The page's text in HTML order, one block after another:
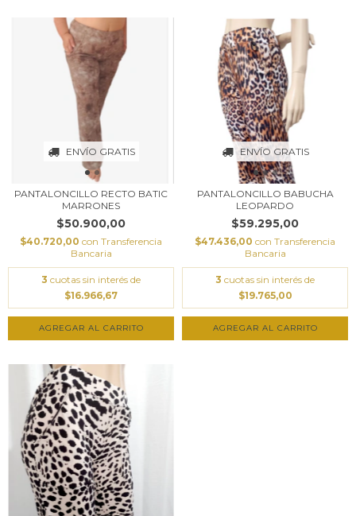
ENVÍO GRATIS
PANTALONCILLO RECTO BATIC
MARRONES
$50.900,00
$40.720,00 con Transferencia
Bancaria
3 cuotas sin interés de
$16.966,67
AGREGAR AL CARRITO
ENVÍO GRATIS
PANTALONCILLO BABUCHA
LEOPARDO
$59.295,00
$47.436,00 con Transferencia
Bancaria
3 cuotas sin interés de
$19.765,00
AGREGAR AL CARRITO